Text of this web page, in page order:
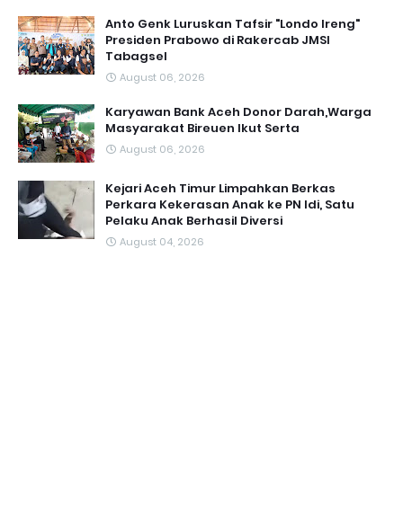
Anto Genk Luruskan Tafsir "Londo Ireng"
Presiden Prabowo di Rakercab JMSI
Tabagsel
August 06, 2026
Karyawan Bank Aceh Donor Darah,Warga
Masyarakat Bireuen Ikut Serta
August 06, 2026
Kejari Aceh Timur Limpahkan Berkas
Perkara Kekerasan Anak ke PN Idi, Satu
Pelaku Anak Berhasil Diversi
August 04, 2026